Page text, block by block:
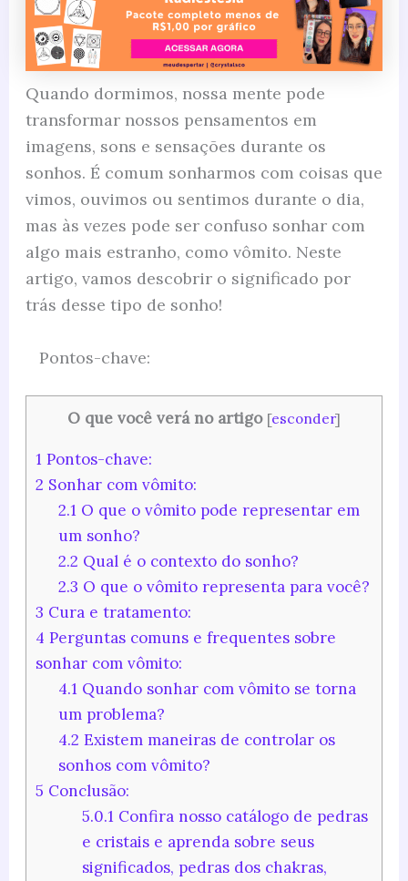
Quando dormimos, nossa mente pode
transformar nossos pensamentos em
imagens, sons e sensações durante os
sonhos. É comum sonharmos com coisas que
vimos, ouvimos ou sentimos durante o dia,
mas às vezes pode ser confuso sonhar com
algo mais estranho, como vômito. Neste
artigo, vamos descobrir o significado por
trás desse tipo de sonho!
Pontos-chave:
O que você verá no artigo [esconder]
1Pontos-chave:
2 Sonhar com vômito:
2.1 O que o vômito pode representar em
um sonho?
2.2 Qual é o contexto do sonho?
2.3 O que o vômito representa para você?
3 Cura e tratamento:
4 Perguntas comuns e frequentes sobre
sonhar com vômito:
4.1 Quando sonhar com vômito se torna
um problema?
4.2 Existem maneiras de controlar os
sonhos com vômito?
5 Conclusão:
5.0.1 Confira nosso catálogo de pedras
e cristais e aprenda sobre seus
significados, pedras dos chakras,